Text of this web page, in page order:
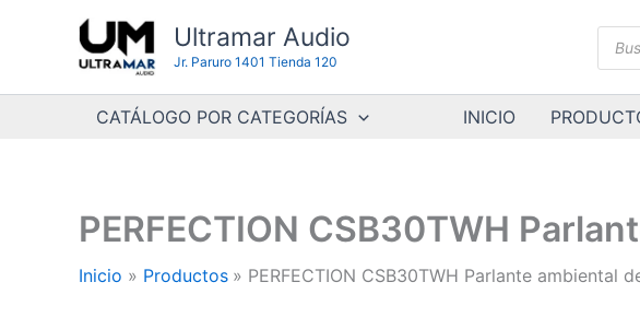
contenido
Ultramar Audio
Jr. Paruro 1401 Tienda 120
CATÁLOGO POR CATEGORÍAS INICIO
PERFECTION CSB30TWH
Inicio Productos PERFECTION CSB30TWH Parlante ambiental